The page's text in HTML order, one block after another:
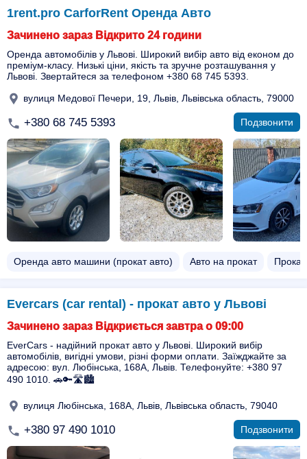
1rent.pro CarforRent Оренда Авто
Зачинено зараз Відкрито 24 години
Оренда автомобілів у Львові. Широкий вибір авто від економ до
преміум-класу. Низькі ціни, якість та зручне розташування у
Львові. Звертайтеся за телефоном +380 68 745 5393.
вулиця Медової Печери, 19, Львів, Львівська область, 79000
+380 68 745 5393 Подзвонити
Оренда авто машини (прокат авто) Авто на прокат
Evercars (car rental) - прокат авто у Львові
Зачинено зараз Відкриється завтра о 09:00
EverCars - надійний прокат авто у Львові. Широкий вибір
автомобілів, вигідні умови, різні форми оплати. Заїжджайте за
адресою: вул. Любінська, 168A, Львів. Телефонуйте: +380 97
490 1010. 🚗🔑🛣️🏙️
вулиця Любінська, 168A, Львів, Львівська область, 79040
+380 97 490 1010 Подзвонити